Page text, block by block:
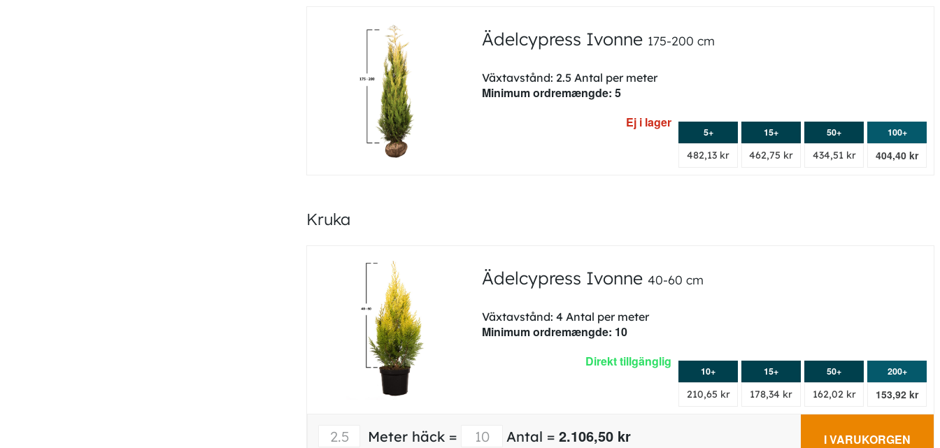
Ädelcypress Ivonne 175-200 cm
Växtavstånd: 2.5 Antal per meter
Minimum ordremængde: 5
5+
482,13 kr
15+
462,75 kr
50+
434,51 kr
100+
404,40 kr
Ej i lager
Kruka
Ädelcypress Ivonne 40-60 cm
Växtavstånd: 4 Antal per meter
Minimum ordremængde: 10
10+
210,65 kr
15+
178,34 kr
50+
162,02 kr
200+
153,92 kr
Direkt tillgänglig
Meter häck = Antal = 2.106,50 kr I VARUKORGEN